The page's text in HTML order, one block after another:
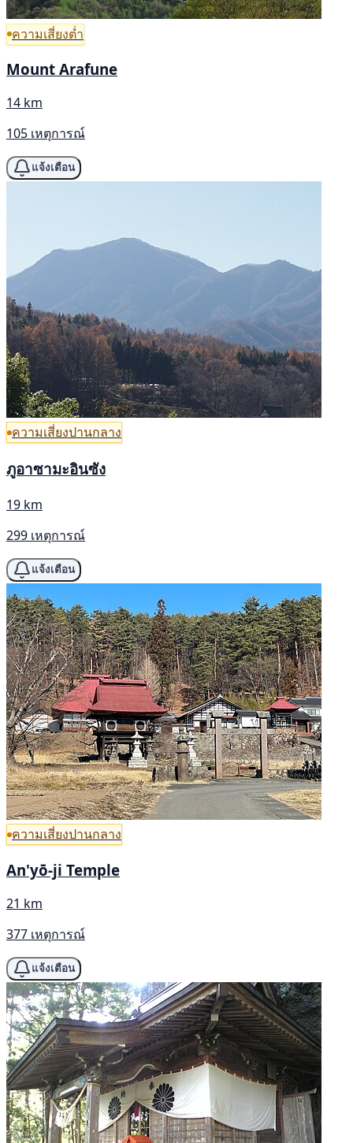
ความเสี่ยงต่ำ
Mount Arafune
14 km
105 เหตุการณ์
แจ้งเตือน
ความเสี่ยงปานกลาง
ภูอาซามะอินซัง
19 km
299 เหตุการณ์
แจ้งเตือน
ความเสี่ยงปานกลาง
An'yō-ji Temple
21 km
377 เหตุการณ์
แจ้งเตือน